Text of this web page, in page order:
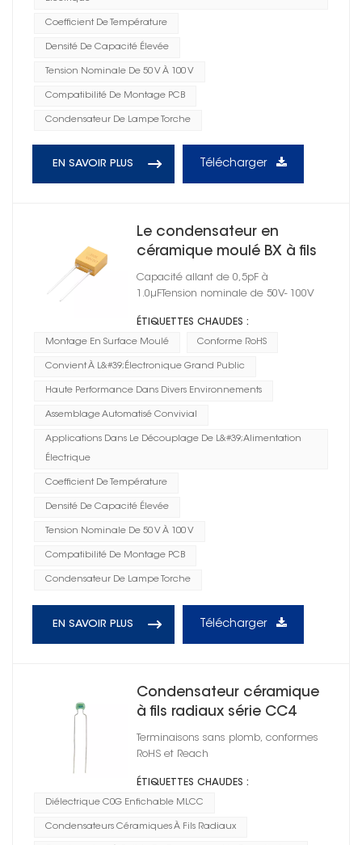
Coefficient De Température
Densité De Capacité Élevée
Tension Nominale De 50 V À 100 V
Compatibilité De Montage PCB
Condensateur De Lampe Torche
EN SAVOIR PLUS Télécharger
Le condensateur en
céramique moulé BX à fils
radiaux à montage en
surface est diélectrique
Capacité allant de 0,5pF à
1.0μFTension nominale de 50V- 100V
ÉTIQUETTES CHAUDES :
Montage En Surface Moulé Conforme RoHS
Convient À L&#39;électronique Grand Public
Haute Performance Dans Divers Environnements
Assemblage Automatisé Convivial
Applications Dans Le Découplage De L&#39;alimentation
Électrique
Coefficient De Température
Densité De Capacité Élevée
Tension Nominale De 50 V À 100 V
Compatibilité De Montage PCB
Condensateur De Lampe Torche
EN SAVOIR PLUS Télécharger
Condensateur céramique
à fils radiaux série CC4
0805
Terminaisons sans plomb, conformes
RoHS et Reach
ÉTIQUETTES CHAUDES :
Diélectrique C0G Enfichable MLCC
Condensateurs Céramiques À Fils Radiaux